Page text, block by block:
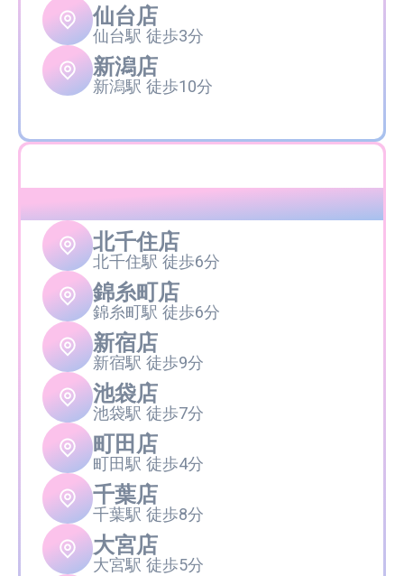
仙台店
仙台駅 徒歩3分
新潟店
新潟駅 徒歩10分
関東
北千住店
北千住駅 徒歩6分
錦糸町店
錦糸町駅 徒歩6分
新宿店
新宿駅 徒歩9分
池袋店
池袋駅 徒歩7分
町田店
町田駅 徒歩4分
千葉店
千葉駅 徒歩8分
大宮店
大宮駅 徒歩5分